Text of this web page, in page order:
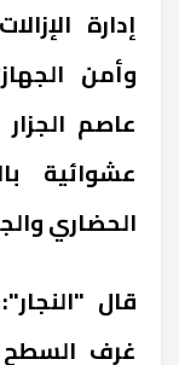
إدارة
وأمن
عاصم
عشوائية
الحضاري
قال